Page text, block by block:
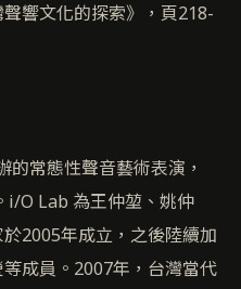
響文化的探索》，頁218-
的常態性聲音藝術表演，
i/O Lab 為王仲堃、姚仲
2005年成立，之後陸續加
成員。2007年，台灣當代